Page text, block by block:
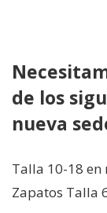
de los
nueva
Talla 10-18 en
Zapatos Talla